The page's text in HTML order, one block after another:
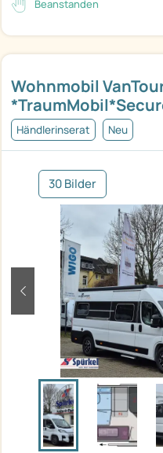
Wohnmobil
Händlerinserat Neu
30 Bilder
zurück
Beanstanden